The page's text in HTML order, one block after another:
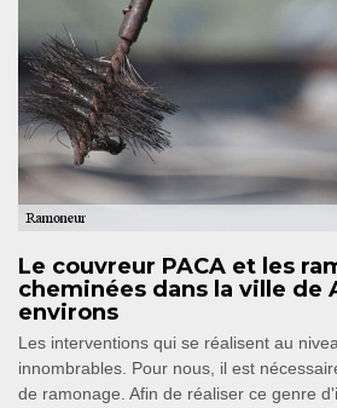
Le couvreur PACA et les
cheminées dans la ville de
environs
Les interventions qui se réalisent au
innombrables. Pour nous, il est
de ramonage. Afin de réaliser ce genre